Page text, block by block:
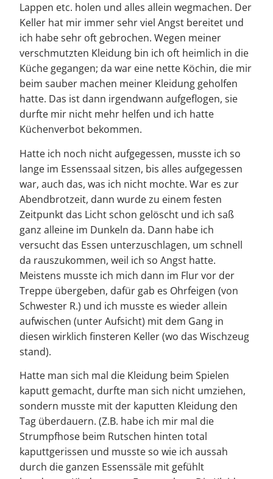
Lappen etc. holen und alles allein wegmachen. Der
Keller hat mir immer sehr viel Angst bereitet und
ich habe sehr oft gebrochen. Wegen meiner
verschmutzten Kleidung bin ich oft heimlich in die
Küche gegangen; da war eine nette Köchin, die mir
beim sauber machen meiner Kleidung geholfen
hatte. Das ist dann irgendwann aufgeflogen, sie
durfte mir nicht mehr helfen und ich hatte
Küchenverbot bekommen.
Hatte ich noch nicht aufgegessen, musste ich so
lange im Essenssaal sitzen, bis alles aufgegessen
war, auch das, was ich nicht mochte. War es zur
Abendbrotzeit, dann wurde zu einem festen
Zeitpunkt das Licht schon gelöscht und ich saß
ganz alleine im Dunkeln da. Dann habe ich
versucht das Essen unterzuschlagen, um schnell
da rauszukommen, weil ich so Angst hatte.
Meistens musste ich mich dann im Flur vor der
Treppe übergeben, dafür gab es Ohrfeigen (von
Schwester R.) und ich musste es wieder allein
aufwischen (unter Aufsicht) mit dem Gang in
diesen wirklich finsteren Keller (wo das Wischzeug
stand).
Hatte man sich mal die Kleidung beim Spielen
kaputt gemacht, durfte man sich nicht umziehen,
sondern musste mit der kaputten Kleidung den
Tag überdauern. (Z.B. habe ich mir mal die
Strumpfhose beim Rutschen hinten total
kaputtgerissen und musste so wie ich aussah
durch die ganzen Essenssäle mit gefühlt